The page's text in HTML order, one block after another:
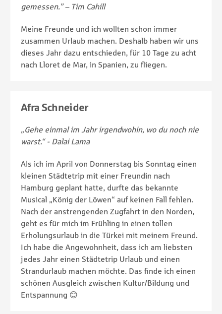
gemessen.” – Tim Cahill
Meine Freunde und ich wollten schon immer
zusammen Urlaub machen. Deshalb haben wir uns
dieses Jahr dazu entschieden, für 10 Tage zu acht
nach Lloret de Mar, in Spanien, zu fliegen.
Afra Schneider
„Gehe einmal im Jahr irgendwohin, wo du noch nie
warst.“ - Dalai Lama
Als ich im April von Donnerstag bis Sonntag einen
kleinen Städtetrip mit einer Freundin nach
Hamburg geplant hatte, durfte das bekannte
Musical „König der Löwen“ auf keinen Fall fehlen.
Nach der anstrengenden Zugfahrt in den Norden,
geht es für mich im Frühling in einen tollen
Erholungsurlaub in die Türkei mit meinem Freund.
Ich habe die Angewohnheit, dass ich am liebsten
jedes Jahr einen Städtetrip Urlaub und einen
Strandurlaub machen möchte. Das finde ich einen
schönen Ausgleich zwischen Kultur/Bildung und
Entspannung 😊